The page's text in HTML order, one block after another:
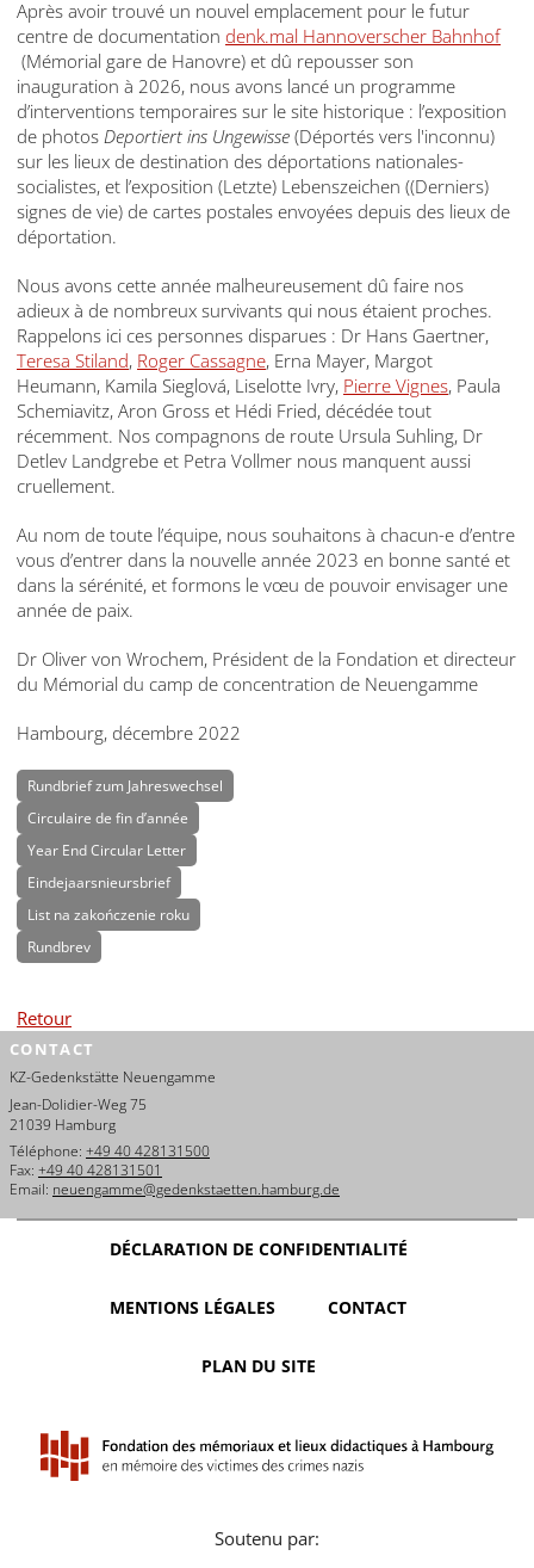
Après avoir trouvé un nouvel emplacement pour le futur
centre de documentation denk.mal Hannoverscher Bahnhof
(Mémorial gare de Hanovre) et dû repousser son
inauguration à 2026, nous avons lancé un programme
d’interventions temporaires sur le site historique : l’exposition
de photos Deportiert ins Ungewisse (Déportés vers l'inconnu)
sur les lieux de destination des déportations nationales-
socialistes, et l’exposition (Letzte) Lebenszeichen ((Derniers)
signes de vie) de cartes postales envoyées depuis des lieux de
déportation.
Nous avons cette année malheureusement dû faire nos
adieux à de nombreux survivants qui nous étaient proches.
Rappelons ici ces personnes disparues : Dr Hans Gaertner,
Teresa Stiland, Roger Cassagne, Erna Mayer, Margot
Heumann, Kamila Sieglová, Liselotte Ivry, Pierre Vignes, Paula
Schemiavitz, Aron Gross et Hédi Fried, décédée tout
récemment. Nos compagnons de route Ursula Suhling, Dr
Detlev Landgrebe et Petra Vollmer nous manquent aussi
cruellement.
Au nom de toute l’équipe, nous souhaitons à chacun-e d’entre
vous d’entrer dans la nouvelle année 2023 en bonne santé et
dans la sérénité, et formons le vœu de pouvoir envisager une
année de paix.
Dr Oliver von Wrochem, Président de la Fondation et directeur
du Mémorial du camp de concentration de Neuengamme
Hambourg, décembre 2022
Rundbrief zum Jahreswechsel
Circulaire de fin d’année
Year End Circular Letter
Eindejaarsnieursbrief
List na zakończenie roku
Rundbrev
Retour
CONTACT
KZ-Gedenkstätte Neuengamme
Jean-Dolidier-Weg 75
21039 Hamburg
Téléphone: +49 40 428131500
Fax: +49 40 428131501
Email: neuengamme@gedenkstaetten.hamburg.de
DÉCLARATION DE CONFIDENTIALITÉ
MENTIONS LÉGALES CONTACT
PLAN DU SITE
Soutenu par: